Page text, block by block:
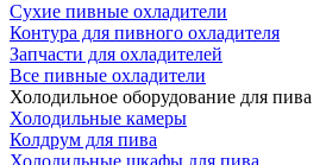
Сухие пивные охладители
Контура для пивного охладителя
Запчасти для охладителей
Все пивные охладители
Холодильное оборудование для пива
Холодильные камеры
Колдрум для пива
Холодильные шкафы для пива